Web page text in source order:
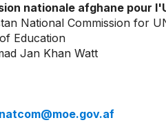
nationale afghane pour
National Commission for
Education
Jan Khan Watt